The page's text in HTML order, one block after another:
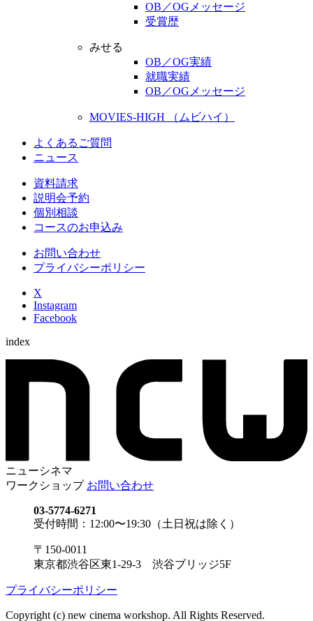
OB／OGメッセージ
受賞歴
みせる
OB／OG実績
就職実績
OB／OGメッセージ
MOVIES-HIGH （ムビハイ）
よくあるご質問
ニュース
資料請求
説明会予約
個別相談
コースのお申込み
お問い合わせ
プライバシーポリシー
X
Instagram
Facebook
index
ニューシネマ
ワークショップ お問い合わせ
03-5774-6271
受付時間：12:00〜19:30（土日祝は除く）
〒150-0011
東京都渋谷区東1-29-3 渋谷ブリッジ5F
プライバシーポリシー
Copyright (c) new cinema workshop. All Rights Reserved.